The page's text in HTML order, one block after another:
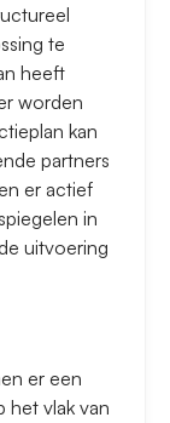
te
heeft
worden
kan
partners
er actief
in
uitvoering
er een
het vlak van